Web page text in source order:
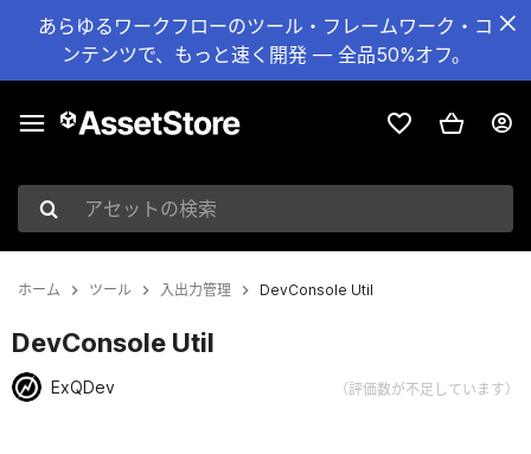
あらゆるワークフローのツール・フレームワーク・コ
ンテンツで、もっと速く開発 — 全品50%オフ。
アセットの検索
ホーム ツール 入出力管理 DevConsole Util
DevConsole Util
ExQDev （評価数が不足しています）